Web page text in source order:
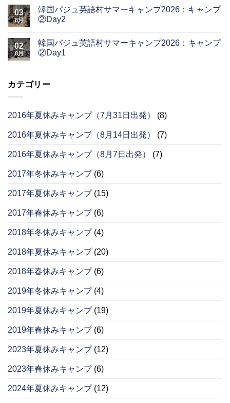
03
8月
韓国パジュ英語村サマーキャンプ2026：キャンプ
②Day2
02
8月
韓国パジュ英語村サマーキャンプ2026：キャンプ
②Day1
カテゴリー
2016年夏休みキャンプ（7月31日出発） (8)
2016年夏休みキャンプ（8月14日出発） (7)
2016年夏休みキャンプ（8月7日出発） (7)
2017年冬休みキャンプ(6)
2017年夏休みキャンプ(15)
2017年春休みキャンプ(6)
2018年冬休みキャンプ(4)
2018年夏休みキャンプ(20)
2018年春休みキャンプ(6)
2019年冬休みキャンプ(4)
2019年夏休みキャンプ(19)
2019年春休みキャンプ(6)
2023年夏休みキャンプ(12)
2023年春休みキャンプ(6)
2024年夏休みキャンプ(12)